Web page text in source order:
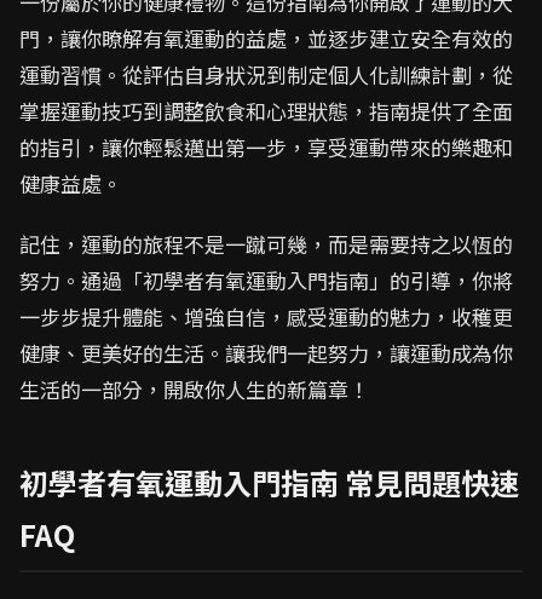
門，讓你瞭解有氧運動的益處，並逐步建立安全有效的
運動習慣。從評估自身狀況到制定個人化訓練計劃，從
掌握運動技巧到調整飲食和心理狀態，指南提供了全面
的指引，讓你輕鬆邁出第一步，享受運動帶來的樂趣和
健康益處。
記住，運動的旅程不是一蹴可幾，而是需要持之以恆的
努力。通過「初學者有氧運動入門指南」的引導，你將
一步步提升體能、增強自信，感受運動的魅力，收穫更
健康、更美好的生活。讓我們一起努力，讓運動成為你
生活的一部分，開啟你人生的新篇章！
初學者有氧運動入門指南 常見問題快速
FAQ